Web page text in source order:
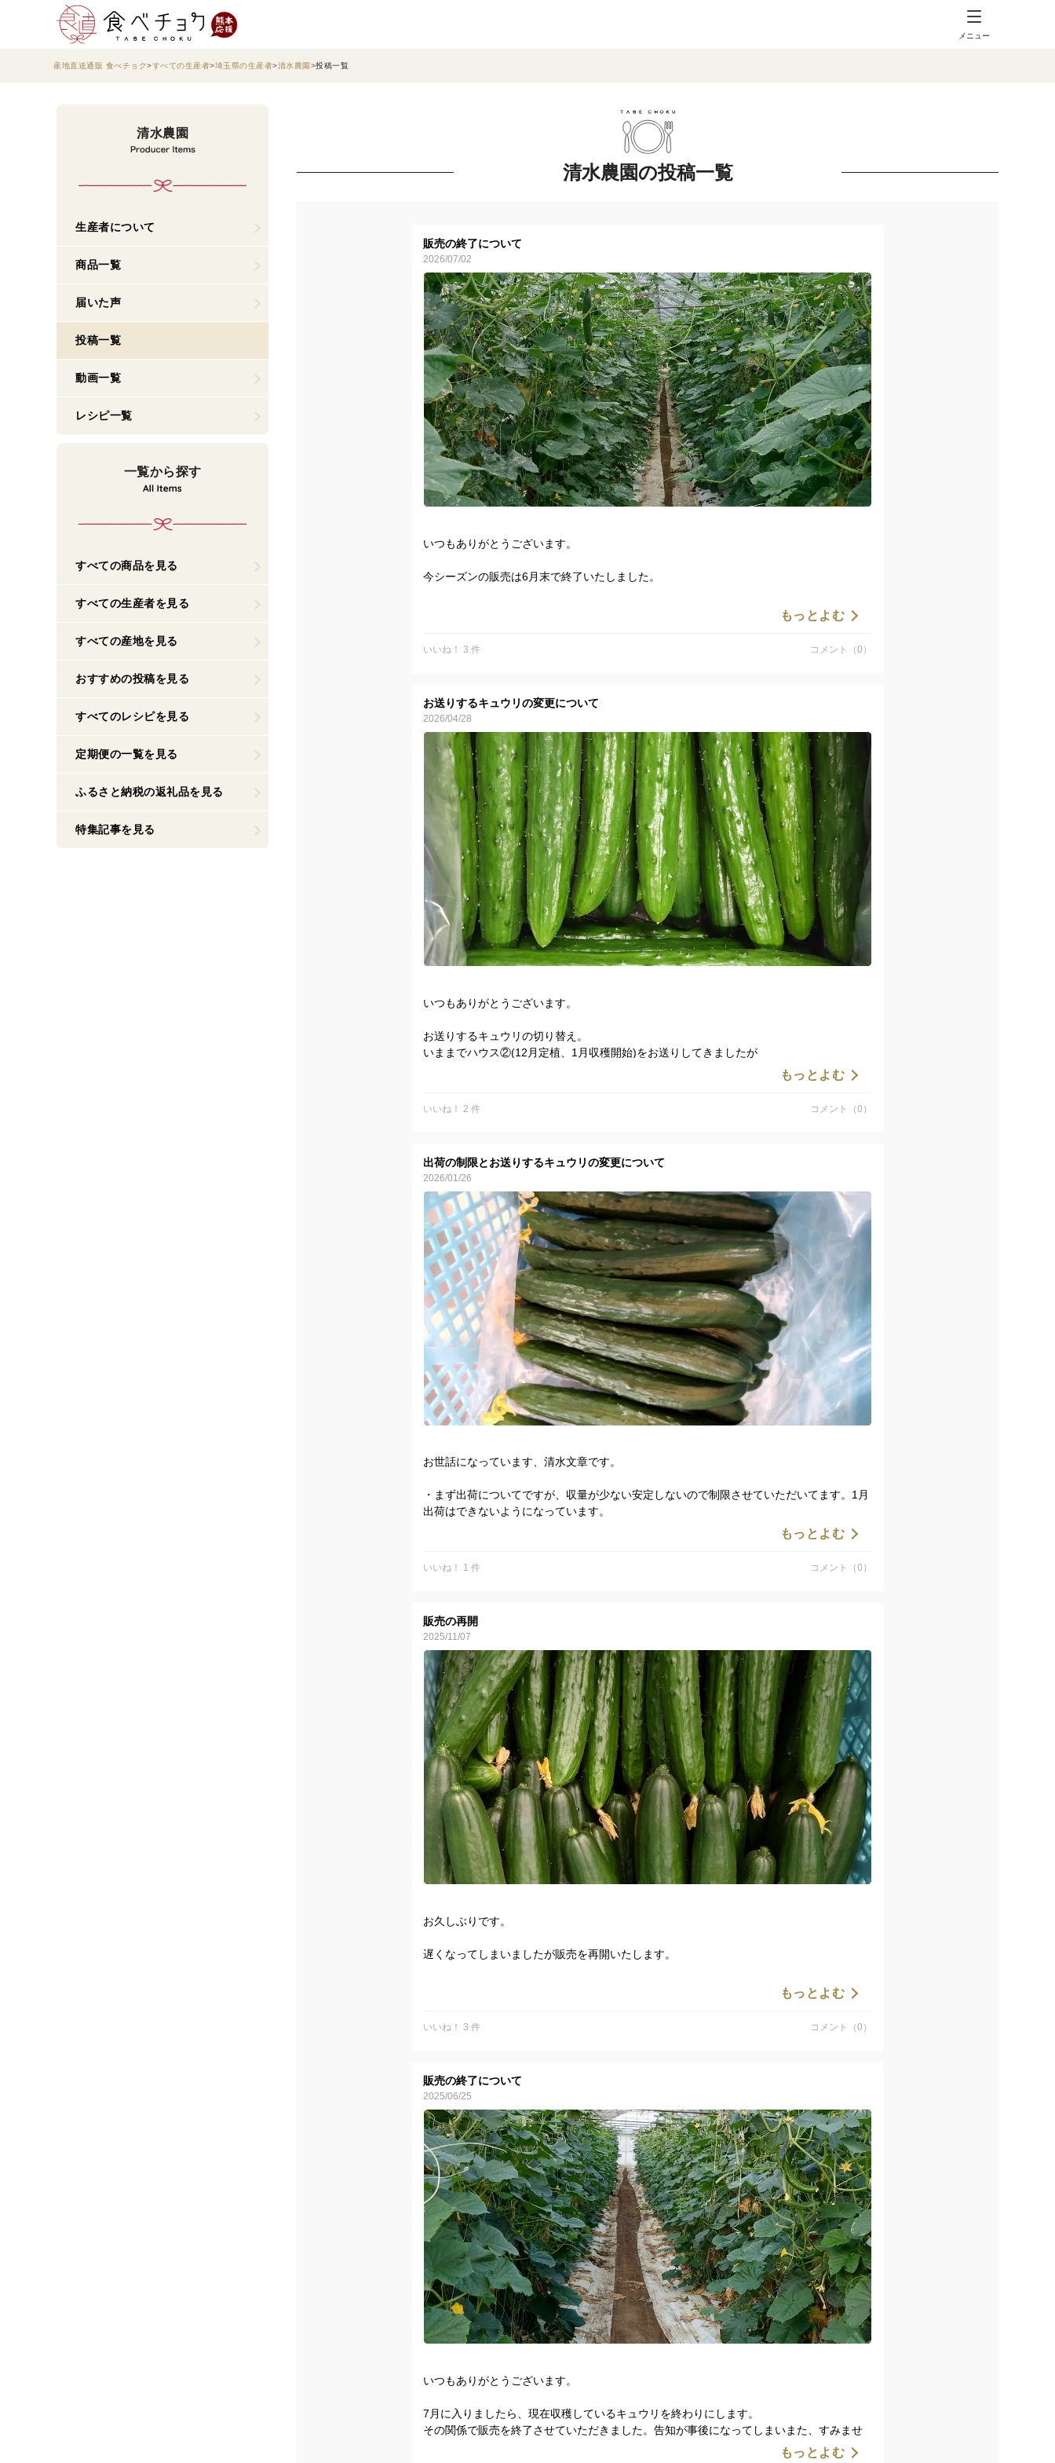
メニュー
産地直送通販 食べチョク すべての生産者 埼玉県の生産者 清水農園 投稿一覧
清水農園
生産者について
商品一覧
届いた声
投稿一覧
動画一覧
レシピ一覧
一覧から探す
すべての商品を見る
すべての生産者を見る
すべての産地を見る
おすすめの投稿を見る
すべてのレシピを見る
定期便の一覧を見る
ふるさと納税の返礼品を見る
特集記事を見る
清水農園の投稿一覧
販売の終了について
2026/07/02
いつもありがとうございます。
今シーズンの販売は6月末で終了いたしました。
昨年ですが、暑さの影響で実の形が悪く安定するまで時間がかかってしまい、11月に入っ
清水文章
もっとよむ
いいね！ 3 件 コメント（0）
お送りするキュウリの変更について
2026/04/28
いつもありがとうございます。
お送りするキュウリの切り替え。
いままでハウス②(12月定植、1月収穫開始)をお送りしてきましたが
樹が若くなるので、雰囲気が少し変わります。
ハウス①が不足しましたらハウス②をお送りすることがあります。
よろしくお願いします。
もっとよむ
いいね！ 2 件 コメント（0）
出荷の制限とお送りするキュウリの変更について
2026/01/26
お世話になっています、清水文章です。
・まず出荷についてですが、収量が少ない安定しないので制限させていただいてます。1月
出荷はできないようになっています。
原因なのですが、ハウス②の外張りのビニール(PO)の張替を行いまして、定植が10日遅ら
ハウス①の越冬栽培(9月定植、10月収穫開始)のキュウリを発送していましたが
本日(1月26日)発送より
ハウス②の促成栽培(12月定植、今年1月収穫開始)のキュウリに変更していきます。
樹が若いのですこし雰囲気が変わります。
基本的にはハウス②のキュウリをお送りしますが、ハウス①もあと少しですが収穫はして
いると思うので、収量が少ない時はハウス①を使用する場合もあります。混在することも
あります。
よろしくお願いします。
もっとよむ
いいね！ 1 件 コメント（0）
販売の再開
2025/11/07
お久しぶりです。
遅くなってしまいましたが販売を再開いたします。
もっとよむ
いいね！ 3 件 コメント（0）
販売の終了について
2025/06/25
いつもありがとうございます。
7月に入りましたら、現在収穫しているキュウリを終わりにします。
その関係で販売を終了させていただきました。告知が事後になってしまいまた、すみませ
もっとよむ